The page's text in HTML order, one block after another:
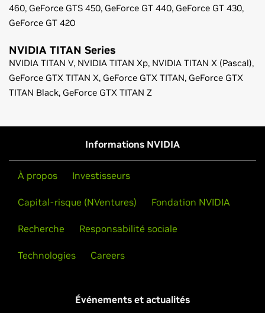
460, GeForce GTS 450, GeForce GT 440, GeForce GT 430,
GeForce GT 420
NVIDIA TITAN Series
NVIDIA TITAN V, NVIDIA TITAN Xp, NVIDIA TITAN X (Pascal),
GeForce GTX TITAN X, GeForce GTX TITAN, GeForce GTX
TITAN Black, GeForce GTX TITAN Z
(v390.77)
Guide de l'utilisateur du panneau de configuration
Informations NVIDIA
À propos Investisseurs
Capital-risque (NVentures) Fondation NVIDIA
Recherche Responsabilité sociale
Technologies Careers
Événements et actualités